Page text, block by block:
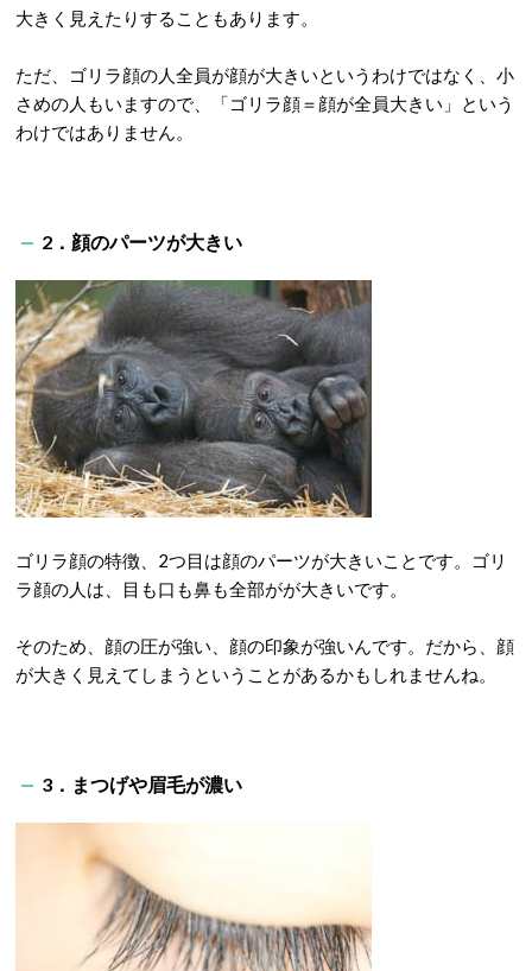
大きく見えたりすることもあります。
ただ、ゴリラ顔の人全員が顔が大きいというわけではなく、小
さめの人もいますので、「ゴリラ顔＝顔が全員大きい」という
わけではありません。
2．顔のパーツが大きい
ゴリラ顔の特徴、2つ目は顔のパーツが大きいことです。ゴリ
ラ顔の人は、目も口も鼻も全部がが大きいです。
そのため、顔の圧が強い、顔の印象が強いんです。だから、顔
が大きく見えてしまうということがあるかもしれませんね。
3．まつげや眉毛が濃い